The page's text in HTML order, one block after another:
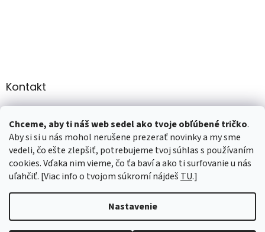
Chceme, aby ti náš web sedel ako tvoje obľúbené tričko.
Aby si si u nás mohol nerušene prezerať novinky a my sme
vedeli, čo ešte zlepšiť, potrebujeme tvoj súhlas s používaním
cookies. Vďaka nim vieme, čo ťa baví a ako ti surfovanie u nás
uľahčiť. [Viac info o tvojom súkromí nájdeš TU.]
Nastavenie
Kontakt
+421 907947783
Vytvoril Shoptet